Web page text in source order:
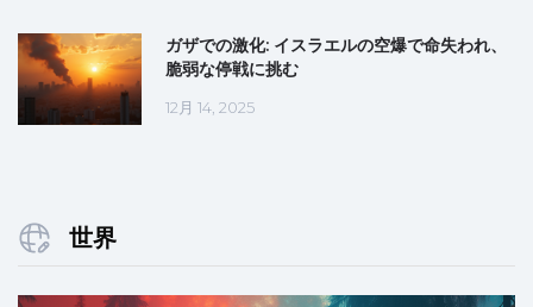
ガザでの激化: イスラエルの空爆で命失われ、
脆弱な停戦に挑む
12月 14, 2025
世界